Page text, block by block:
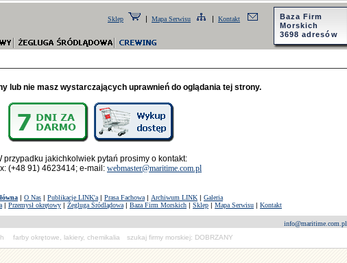
Sklep | Mapa Serwisu | Kontakt
Baza Firm
Morskich
3698 adresów
lub nie masz wystarczających uprawnień do oglądania tej strony.
przypadku jakichkolwiek pytań prosimy o kontakt:
(+48 91) 4623414; e-mail: webmaster@maritime.com.pl
| O Nas | Publikacje LINK'a | Prasa Fachowa | Archiwum LINK | Galeria
| Przemysł okrętowy | Żegluga Śródlądowa | Baza Firm Morskich | Sklep | Mapa Serwisu | Kontakt
info@maritime.com.pl
farby okrętowe, lakiery, chemikalia szukaj firmy morskiej: DOBRZANY